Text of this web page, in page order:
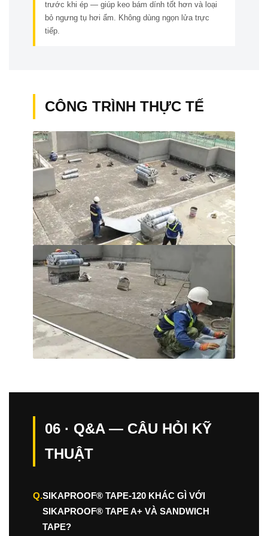
trước khi ép — giúp keo bám dính tốt hơn và loại
bỏ ngưng tụ hơi ẩm. Không dùng ngọn lửa trực
tiếp.
CÔNG TRÌNH THỰC TẾ
06 · Q&A — CÂU HỎI KỸ
THUẬT
Q.SIKAPROOF® TAPE-120 KHÁC GÌ VỚI
SIKAPROOF® TAPE A+ VÀ SANDWICH
TAPE?